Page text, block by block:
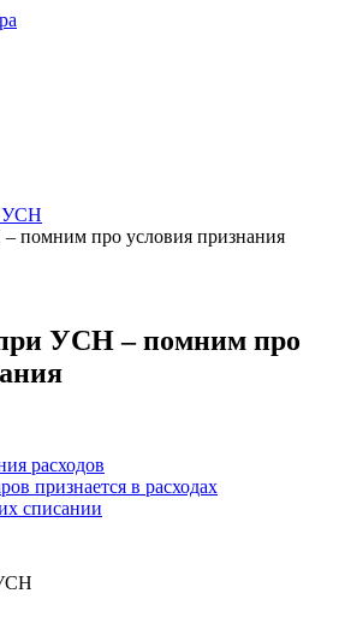
УСН
помним про условия признания
УСН – помним про
расходов
признается в расходах
списании